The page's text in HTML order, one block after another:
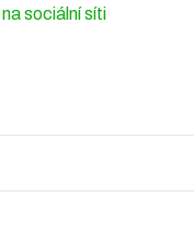
sociální síti